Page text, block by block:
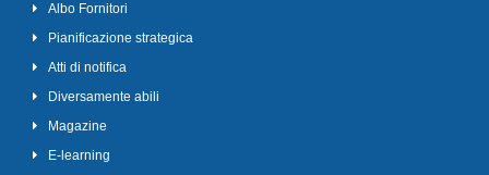
Albo Fornitori
Pianificazione strategica
Atti di notifica
Diversamente abili
Magazine
E-learning